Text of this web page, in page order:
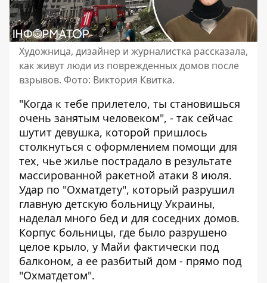
Художница, дизайнер и журналистка рассказала,
как живут люди из поврежденных домов после
взрывов. Фото: Виктория Квитка.
"Когда к тебе прилетело, ты становишься
очень занятым человеком", - так сейчас
шутит девушка, которой пришлось
столкнуться с оформлением помощи для
тех, чье жилье пострадало в результате
массированной ракетной атаки 8 июля.
Удар по "Охматдету", который разрушил
главную детскую больницу Украины,
наделал много бед и для соседних домов.
Корпус больницы, где было разрушено
целое крыло, у Майи фактически под
балконом, а ее разбитый дом - прямо под
"Охматдетом".